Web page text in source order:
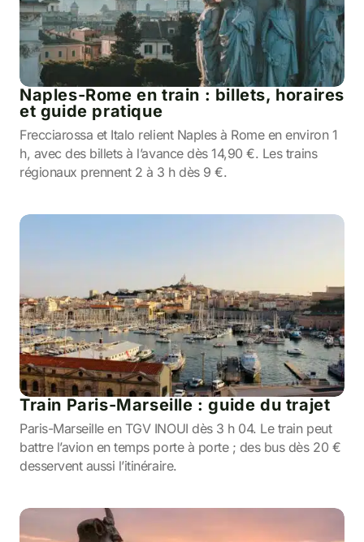
Naples-Rome en train : billets, horaires
et guide pratique
Frecciarossa et Italo relient Naples à Rome en environ 1
h, avec des billets à l’avance dès 14,90 €. Les trains
régionaux prennent 2 à 3 h dès 9 €.
Train Paris-Marseille : guide du trajet
Paris-Marseille en TGV INOUI dès 3 h 04. Le train peut
battre l’avion en temps porte à porte ; des bus dès 20 €
desservent aussi l’itinéraire.